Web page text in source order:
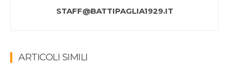
STAFF@BATTIPAGLIA1929.IT
ARTICOLI SIMILI